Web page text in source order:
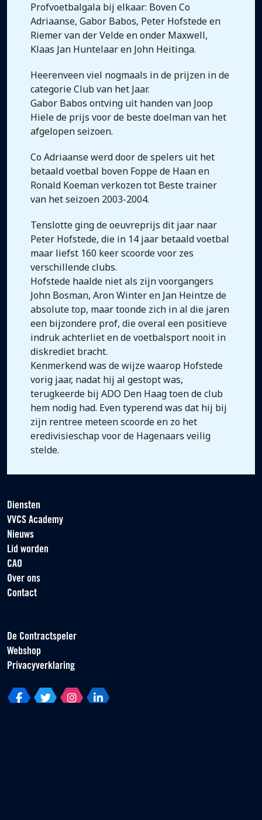
Profvoetbalgala bij elkaar: Boven Co
Adriaanse, Gabor Babos, Peter Hofstede en
Riemer van der Velde en onder Maxwell,
Klaas Jan Huntelaar en John Heitinga.
Heerenveen viel nogmaals in de prijzen in de
categorie Club van het Jaar.
Gabor Babos ontving uit handen van Joop
Hiele de prijs voor de beste doelman van het
afgelopen seizoen.
Co Adriaanse werd door de spelers uit het
betaald voetbal boven Foppe de Haan en
Ronald Koeman verkozen tot Beste trainer
van het seizoen 2003-2004.
Tenslotte ging de oeuvreprijs dit jaar naar
Peter Hofstede, die in 14 jaar betaald voetbal
maar liefst 160 keer scoorde voor zes
verschillende clubs.
Hofstede haalde niet als zijn voorgangers
John Bosman, Aron Winter en Jan Heintze de
absolute top, maar toonde zich in al die jaren
een bijzondere prof, die overal een positieve
indruk achterliet en de voetbalsport nooit in
diskrediet bracht.
Kenmerkend was de wijze waarop Hofstede
vorig jaar, nadat hij al gestopt was,
terugkeerde bij ADO Den Haag toen de club
hem nodig had. Even typerend was dat hij bij
zijn rentree meteen scoorde en zo het
eredivisieschap voor de Hagenaars veilig
stelde.
Diensten
VVCS Academy
Nieuws
Lid worden
CAO
Over ons
Contact
De Contractspeler
Webshop
Privacyverklaring